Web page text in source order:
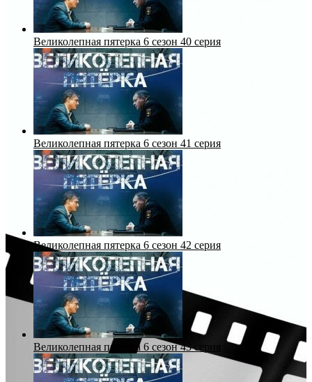
Великолепная пятерка 6 сезон 40 серия
Великолепная пятерка 6 сезон 41 серия
Великолепная пятерка 6 сезон 42 серия
Великолепная пятерка 6 сезон 43 серия